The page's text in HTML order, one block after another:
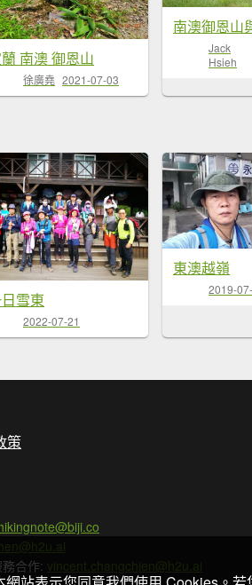
南澳 御恩山
徐廣堯 2021-07-03
Jack
Hsieh
雪東
2022-07-21
東澳越嶺
2019-
策
合作: vincent.changchien@h2u.ai